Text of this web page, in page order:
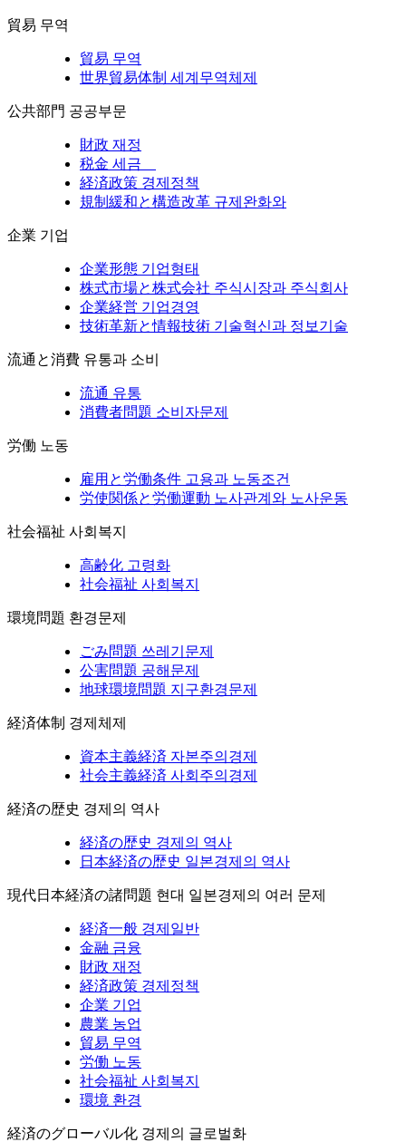
貿易 무역
貿易 무역
世界貿易体制 세계무역체제
公共部門 공공부문
財政 재정
税金 세금
経済政策 경제정책
規制緩和と構造改革 규제완화와
企業 기업
企業形態 기업형태
株式市場と株式会社 주식시장과 주식회사
企業経営 기업경영
技術革新と情報技術 기술혁신과 정보기술
流通と消費 유통과 소비
流通 유통
消費者問題 소비자문제
労働 노동
雇用と労働条件 고용과 노동조건
労使関係と労働運動 노사관계와 노사운동
社会福祉 사회복지
高齢化 고령화
社会福祉 사회복지
環境問題 환경문제
ごみ問題 쓰레기문제
公害問題 공해문제
地球環境問題 지구환경문제
経済体制 경제체제
資本主義経済 자본주의경제
社会主義経済 사회주의경제
経済の歴史 경제의 역사
経済の歴史 경제의 역사
日本経済の歴史 일본경제의 역사
現代日本経済の諸問題 현대 일본경제의 여러 문제
経済一般 경제일반
金融 금융
財政 재정
経済政策 경제정책
企業 기업
農業 농업
貿易 무역
労働 노동
社会福祉 사회복지
環境 환경
経済のグローバル化 경제의 글로벌화